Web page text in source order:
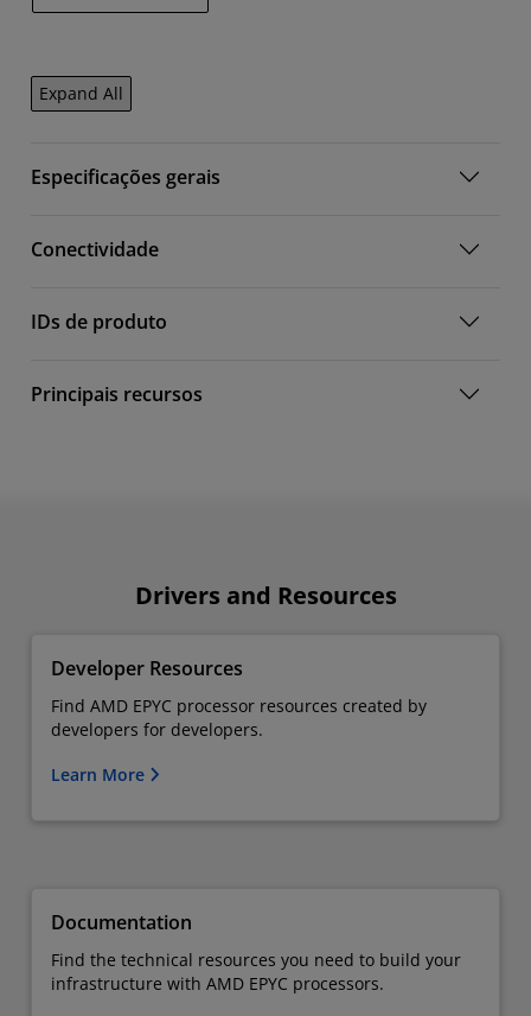
Expand All
Especificações gerais
Conectividade
IDs de produto
Principais recursos
Drivers and Resources
Developer Resources
Find AMD EPYC processor resources created by
developers for developers.
Learn More
Documentation
Find the technical resources you need to build your
infrastructure with AMD EPYC processors.